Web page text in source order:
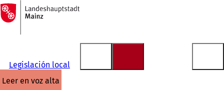
Saltar al contenido
A
la
página
Legislación local
leer en voz alta